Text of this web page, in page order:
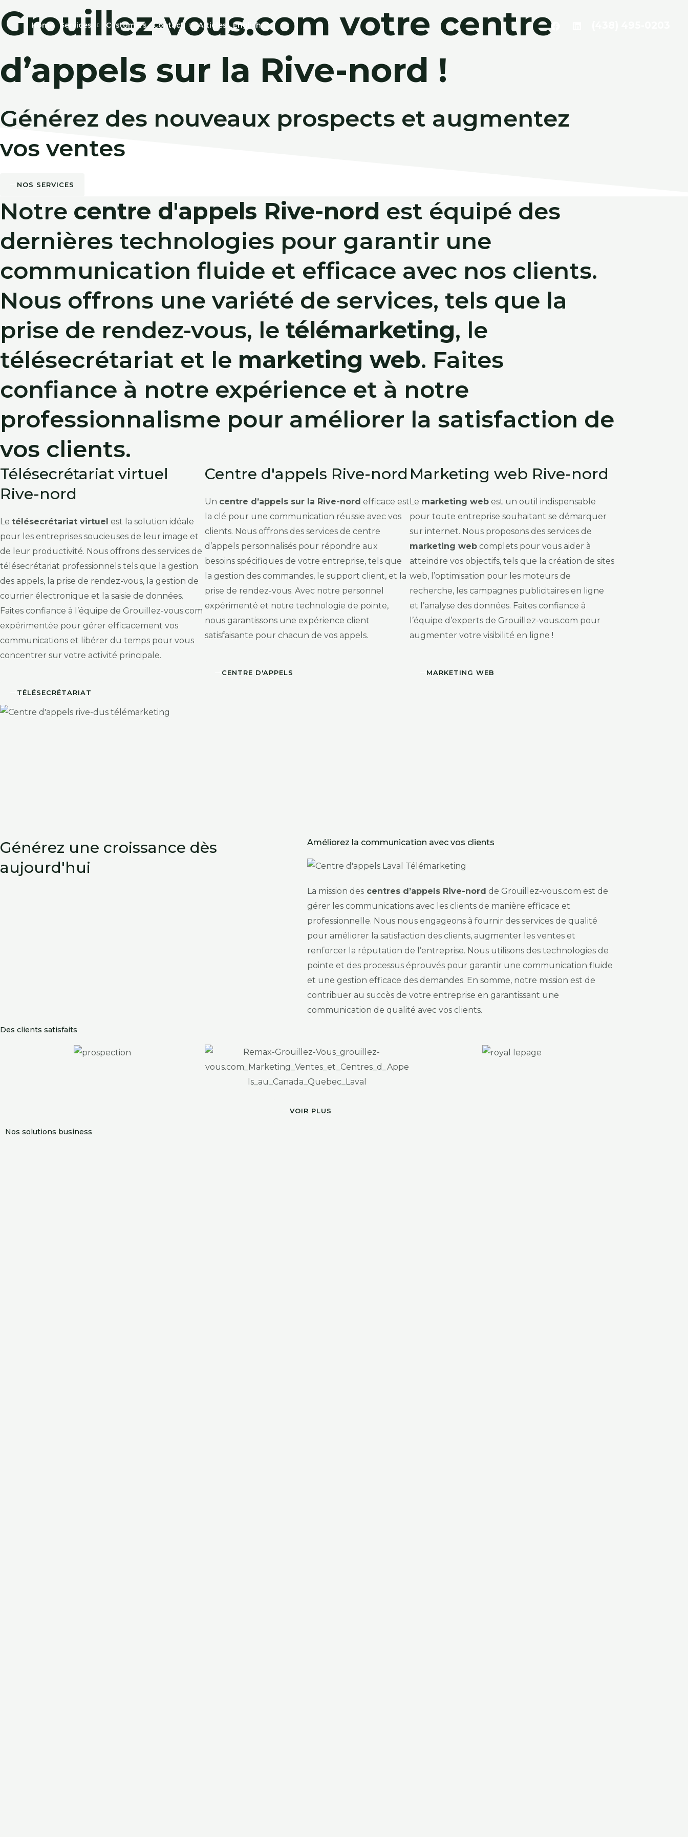
au
contenu
Home Services Customers Contact Articles English
Grouillez-vous.com votre centre
d’appels sur la Rive-nord !
Générez des nouveaux prospects et augmentez
vos ventes
NOS SERVICES
Notre centre d'appels Rive-nord est équipé des
dernières technologies pour garantir une
communication fluide et efficace avec nos clients.
Nous offrons une variété de services, tels que la
prise de rendez-vous, le télémarketing, le
télésecrétariat et le marketing web. Faites
confiance à notre expérience et à notre
professionnalisme pour améliorer la satisfaction de
vos clients.
Télésecrétariat virtuel
Rive-nord
Le télésecrétariat virtuel est la solution idéale
pour les entreprises soucieuses de leur image et
de leur productivité. Nous offrons des services de
télésecrétariat professionnels tels que la gestion
des appels, la prise de rendez-vous, la gestion de
courrier électronique et la saisie de données.
Faites confiance à l’équipe de Grouillez-vous.com
expérimentée pour gérer efficacement vos
communications et libérer du temps pour vous
concentrer sur votre activité principale.
TÉLÉSECRÉTARIAT
Centre d'appels Rive-nord
Un centre d’appels sur la Rive-nord efficace est
la clé pour une communication réussie avec vos
clients. Nous offrons des services de centre
d’appels personnalisés pour répondre aux
besoins spécifiques de votre entreprise, tels que
la gestion des commandes, le support client, et la
prise de rendez-vous. Avec notre personnel
expérimenté et notre technologie de pointe,
nous garantissons une expérience client
satisfaisante pour chacun de vos appels.
CENTRE D'APPELS
Marketing web Rive-nord
Le marketing webest un outil indispensable
pour toute entreprise souhaitant se démarquer
sur internet. Nous proposons des services de
marketing webcomplets pour vous aider à
atteindre vos objectifs, tels que la création de sites
web, l’optimisation pour les moteurs de
recherche, les campagnes publicitaires en ligne
et l’analyse des données. Faites confiance à
l’équipe d’experts de Grouillez-vous.com pour
augmenter votre visibilité en ligne !
MARKETING WEB
Générez une croissance dès
aujourd'hui
Améliorez la communication avec vos clients
La mission des centres d’appels Rive-nord de Grouillez-vous.com est de
gérer les communications avec les clients de manière efficace et
professionnelle. Nous nous engageons à fournir des services de qualité
pour améliorer la satisfaction des clients, augmenter les ventes et
renforcer la réputation de l’entreprise. Nous utilisons des technologies de
pointe et des processus éprouvés pour garantir une communication fluide
et une gestion efficace des demandes. En somme, notre mission est de
contribuer au succès de votre entreprise en garantissant une
communication de qualité avec vos clients.
Des clients satisfaits
VOIR PLUS
Nos solutions business